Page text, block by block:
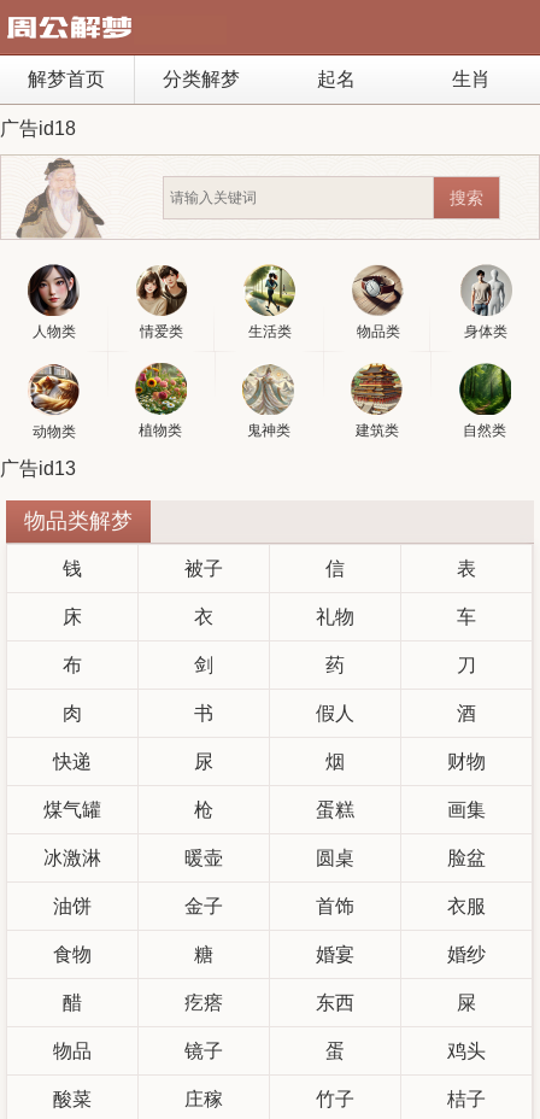
解梦首页 分类解梦 起名 生肖
广告id18
人物类 情爱类 生活类 物品类 身体类
动物类 植物类 鬼神类 建筑类 自然类
广告id13
物品类解梦
钱 被子 信 表
床 衣 礼物 车
布 剑 药 刀
肉 书 假人 酒
快递 尿 烟 财物
煤气罐 枪 蛋糕 画集
冰激淋 暖壶 圆桌 脸盆
油饼 金子 首饰 衣服
食物 糖 婚宴 婚纱
醋 疙瘩 东西 屎
物品 镜子 蛋 鸡头
酸菜 庄稼 竹子 桔子